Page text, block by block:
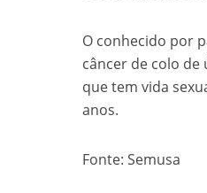
O conhecido por
câncer de colo de
que tem vida
anos.
Fonte: Semusa